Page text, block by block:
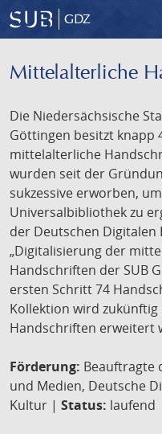
GDZ
Mittelalterliche
Die Niedersächsische
Göttingen besitzt knapp
mittelalterliche
wurden seit der
sukzessive erworben,
Universalbibliothek zu
der Deutschen
„Digitalisierung der
Handschriften der SUB
ersten Schritt 74
Kollektion wird
Handschriften erweitert
Förderung: Beauftragte
und Medien, Deutsche
Kultur | Status: laufend